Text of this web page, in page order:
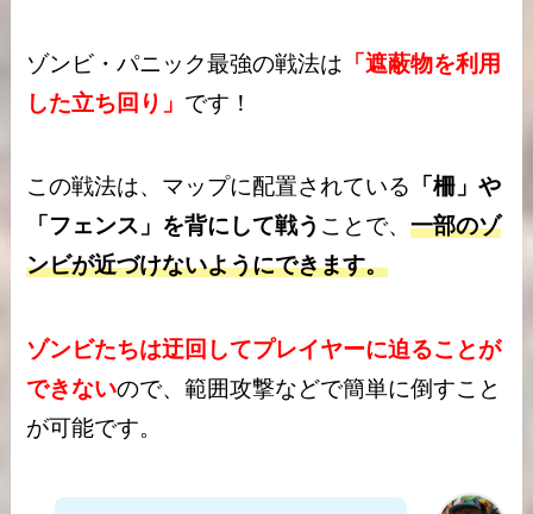
ゾンビ・パニック最強の戦法は 「遮蔽物を利用
した立ち回り」 です！
この戦法は、マップに配置されている
「柵」や
「フェンス」を背にして戦う ことで、一部のゾ
ンビが近づけないようにできます。
ゾンビたちは迂回してプレイヤーに迫ることが
できないので、範囲攻撃などで簡単に倒すこと
が可能です。